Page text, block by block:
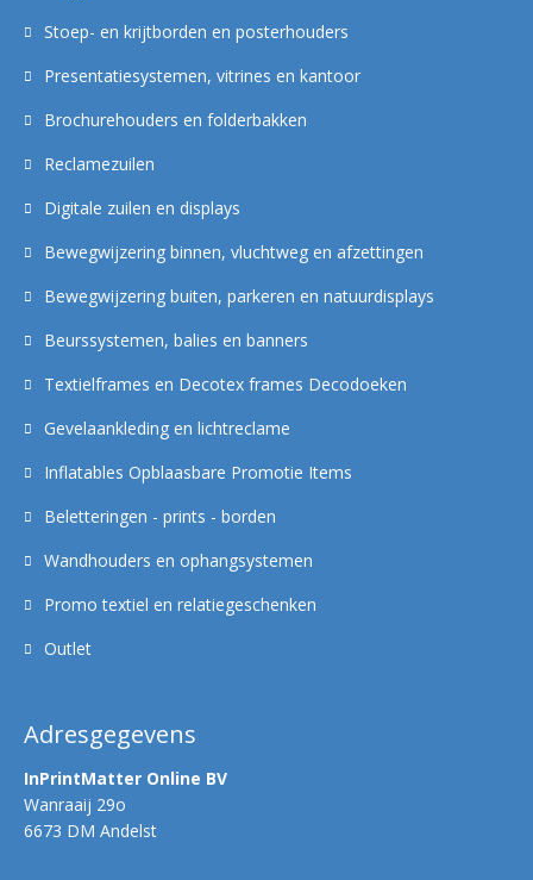
Adresgegevens
InPrintMatter Online BV
Wanraaij 29o
6673 DM Andelst
Stoep- en krijtborden en posterhouders
Presentatiesystemen, vitrines en kantoor
Brochurehouders en folderbakken
Reclamezuilen
Digitale zuilen en displays
Bewegwijzering binnen, vluchtweg en afzettingen
Bewegwijzering buiten, parkeren en natuurdisplays
Beurssystemen, balies en banners
Textielframes en Decotex frames Decodoeken
Gevelaankleding en lichtreclame
Inflatables Opblaasbare Promotie Items
Beletteringen - prints - borden
Wandhouders en ophangsystemen
Promo textiel en relatiegeschenken
Outlet